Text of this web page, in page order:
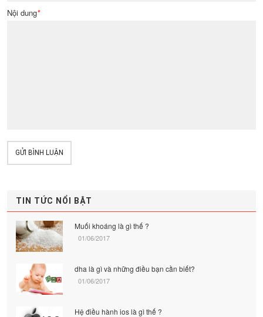
Nội dung*
GỬI BÌNH LUẬN
TIN TỨC NỔI BẬT
Muối khoáng là gì thế ?
01/06/2017
dha là gì và những điều bạn cần biết?
01/06/2017
Hệ điều hành ios là gì thế ?